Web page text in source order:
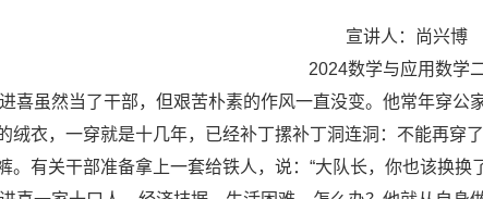
宣讲人：尚兴博
2024数学与应用数学
喜虽然当了干部，但艰苦朴素的作风一直没变。他常年穿公
绒衣，一穿就是十几年，已经补丁摞补丁洞连洞：不能再穿
。有关干部准备拿上一套给铁人，说：“大队长，你也该换换